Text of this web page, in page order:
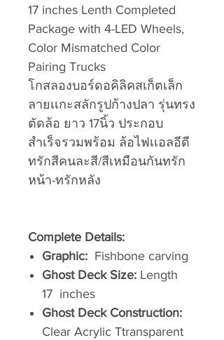
17 inches Lenth Completed
Package with 4-LED Wheels,
Color Mismatched Color
Pairing Trucks
โกสลองบอร์ดอคิลิคสเก็ตเล็ก
ลายเเกะสลักรูปก้างปลา รุ่นทรง
ตัดล้อ ยาว 17นิ้ว ประกอบ
สำเร็จรวมพร้อม ล้อไฟเเอลอีดี
ทรักสีคนละสี/สีเหมือนกันทรัก
หน้า-ทรักหลัง
Complete Details:
Graphic: Fishbone carving
Ghost Deck Size: Length
17 inches
Ghost Deck Construction:
Clear Acrylic Ttransparent